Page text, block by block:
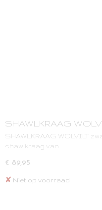
SHAWLKRAAG
SHAWLKRAAG WOLVILT
shawlkraag van…
€ 89,95
✘ Niet op voorraad